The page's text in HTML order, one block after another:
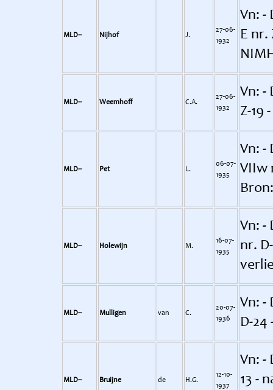
MLD-- Nijhof J.
27-06-
1932
Vn: -
E nr.
MLD-- Weemhoff C.A.
27-06-
1932
Vn: -
Z-19
MLD-- Pet L.
06-07-
1935
Vn: -
VIIw
MLD-- Holewijn M.
16-07-
1935
Vn: -
nr.
MLD-- Mulligen van C.
20-07-
1936
Vn: -
D-
MLD-- Bruijne de H.G.
12-10-
1937
Vn: -
13 -